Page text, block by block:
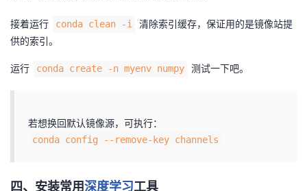
接着运行 conda clean -i
清除索引缓存，保证用的是镜像站提
供的索引。
运行 conda create -n myenv numpy 测试一下吧。
若想换回默认镜像源，可执行：
conda config --remove-key channels
四、安装常用深度学习工具